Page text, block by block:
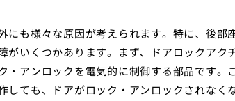
も様々な原因が考えられます。特に、後部
いくつかあります。まず、ドアロックアク
アンロックを電気的に制御する部品です。
ても、ドアがロック・アンロックされなく